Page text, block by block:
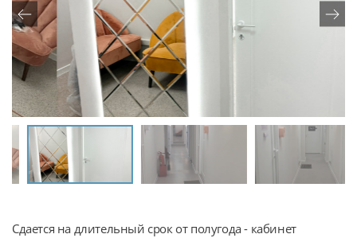
Сдается на длительный срок от полугода - кабинет